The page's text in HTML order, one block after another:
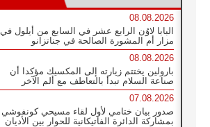
08.08.2026
البابا لاوُن الرابع عشر في السابع من أيلول في
مزار أم المشورة الصالحة في جناتزانو
08.08.2026
بارولين يختتم زيارته إلى المكسيك مؤكدا أن
صناعة السلام تبدأ بالتعاطف مع ألم الآخر
07.08.2026
صدور بيان ختامي لأول لقاء مسيحي كونفوشي
بمشاركة الدائرة الفاتيكانية للحوار بين الأديان